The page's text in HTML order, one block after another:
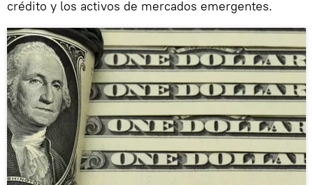
crédito y los activos de mercados emergentes.